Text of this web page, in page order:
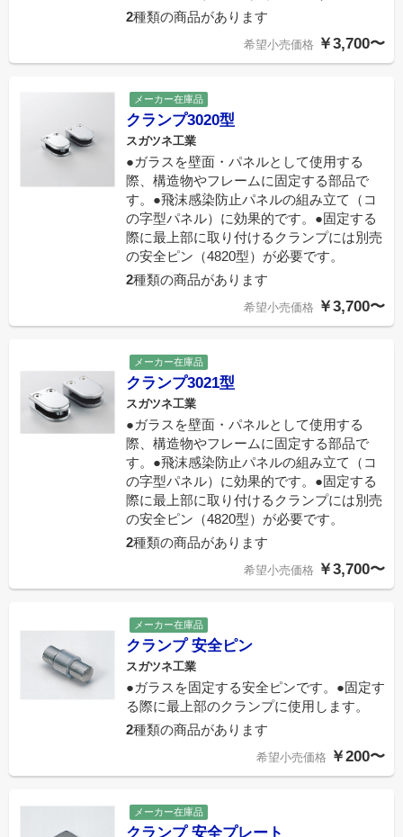
2種類の商品があります
希望小売価格 ￥3,700〜
メーカー在庫品
クランプ3020型
スガツネ工業
●ガラスを壁面・パネルとして使用する
際、構造物やフレームに固定する部品で
す。●飛沫感染防止パネルの組み立て（コ
の字型パネル）に効果的です。●固定する
際に最上部に取り付けるクランプには別売
の安全ピン（4820型）が必要です。
2種類の商品があります
希望小売価格 ￥3,700〜
メーカー在庫品
クランプ3021型
スガツネ工業
●ガラスを壁面・パネルとして使用する
際、構造物やフレームに固定する部品で
す。●飛沫感染防止パネルの組み立て（コ
の字型パネル）に効果的です。●固定する
際に最上部に取り付けるクランプには別売
の安全ピン（4820型）が必要です。
2種類の商品があります
希望小売価格 ￥3,700〜
メーカー在庫品
クランプ 安全ピン
スガツネ工業
●ガラスを固定する安全ピンです。●固定す
る際に最上部のクランプに使用します。
2種類の商品があります
希望小売価格 ￥200〜
メーカー在庫品
クランプ 安全プレート